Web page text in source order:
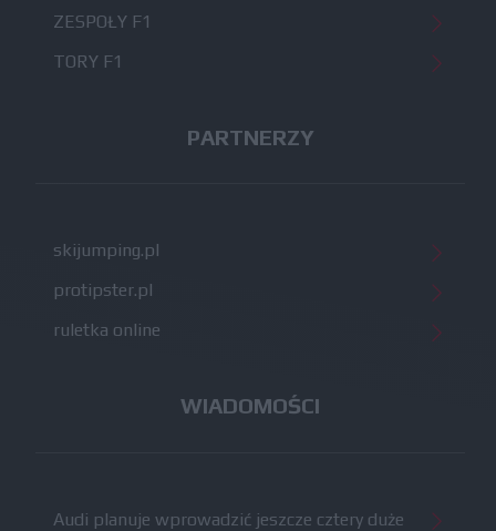
ZESPOŁY F1
TORY F1
PARTNERZY
skijumping.pl
protipster.pl
ruletka online
WIADOMOŚCI
Audi planuje wprowadzić jeszcze cztery duże